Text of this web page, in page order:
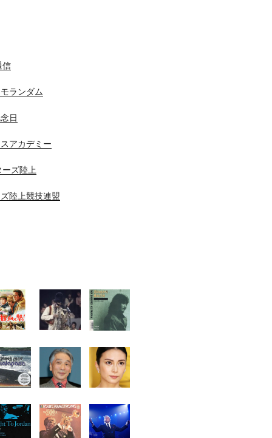
信
ランダム
日
アカデミー
ズ陸上
陸上競技連盟